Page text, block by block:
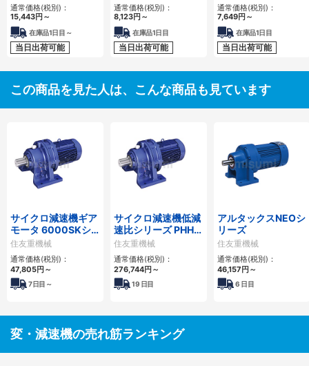
通常価格(税別)：
15,443円～
在庫品1日目～
当日出荷可能
通常価格(税別)：
8,123円～
在庫品1日目
当日出荷可能
通常価格(税別)：
7,649円～
在庫品1日目
当日出荷可能
この商品を見た人は、こんな商品も見ています
サイクロ減速機ギア
モータ 6000SKシ
リーズ
住友重機械
通常価格(税別)：
47,805円～
7日目～
サイクロ減速機低減
速比シリーズ PHHM
形
住友重機械
通常価格(税別)：
276,744円～
19 日目
アルタックスNEOシ
リーズ
住友重機械
通常価格(税別)：
46,157円～
6 日目
変・減速機の売れ筋ランキング